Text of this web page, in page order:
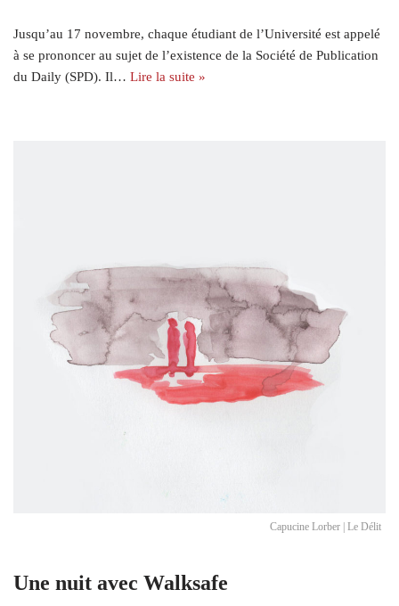
Jusqu’au 17 novembre, chaque étudiant de l’Université est appelé
à se prononcer au sujet de l’existence de la Société de Publication
du Daily (SPD). Il… Lire la suite »
Capucine Lorber | Le Délit
Une nuit avec Walksafe